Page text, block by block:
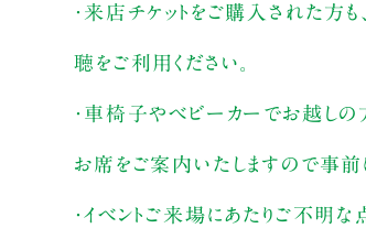
・来店チケットをご購入された方
聴をご利用ください。
・車椅子やベビーカーでお越しの
お席をご案内いたしますので事前
・イベントご来場にあたりご不明